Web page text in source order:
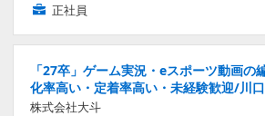
正社員
「27卒」ゲーム実況・eスポーツ動画の
化率高い・定着率高い・未経験歓迎/川
株式会社大斗